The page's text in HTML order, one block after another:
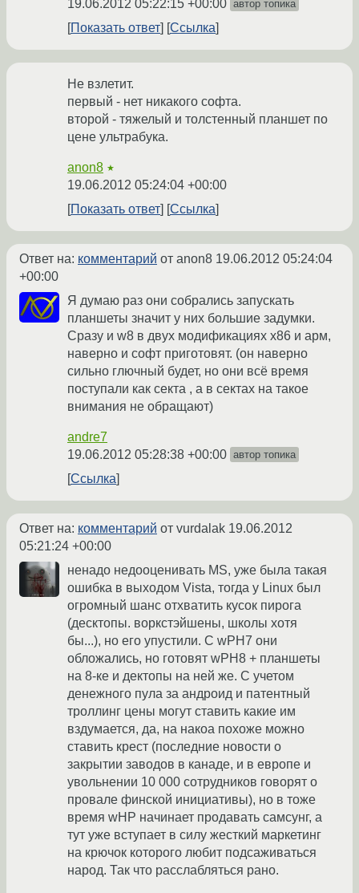
19.06.2012 05:22:15 +00:00 автор топика
Показать ответ Ссылка
Не взлетит.
первый - нет никакого софта.
второй - тяжелый и толстенный планшет по
цене ультрабука.
anon8 ★
19.06.2012 05:24:04 +00:00
Показать ответ
Ссылка
Ответ на: комментарий от anon8 19.06.2012 05:24:04
+00:00
Я думаю раз они собрались запускать
планшеты значит у них большие задумки.
Сразу и w8 в двух модификациях х86 и арм,
наверно и софт приготовят. (он наверно
сильно глючный будет, но они всё время
поступали как секта , а в сектах на такое
внимания не обращают)
andre7
19.06.2012 05:28:38 +00:00 автор топика
Ссылка
Ответ на: комментарий от vurdalak 19.06.2012
05:21:24 +00:00
ненадо недооценивать MS, уже была такая
ошибка в выходом Vista, тогда у Linux был
огромный шанс отхватить кусок пирога
(десктопы. воркстэйшены, школы хотя
бы...), но его упустили. С wPH7 они
обложались, но готовят wPH8 + планшеты
на 8-ке и дектопы на ней же. С учетом
денежного пула за андроид и патентный
троллинг цены могут ставить какие им
вздумается, да, на накоа похоже можно
ставить крест (последние новости о
закрытии заводов в канаде, и в европе и
увольнении 10 000 сотрудников говорят о
провале финской инициативы), но в тоже
время wHP начинает продавать самсунг, а
тут уже вступает в силу жесткий маркетинг
на крючок которого любит подсаживаться
народ. Так что расслабляться рано.